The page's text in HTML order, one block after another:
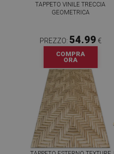
TAPPETO VINILE TRECCIA
GEOMETRICA
PREZZO: 54.99 €
COMPRA
ORA